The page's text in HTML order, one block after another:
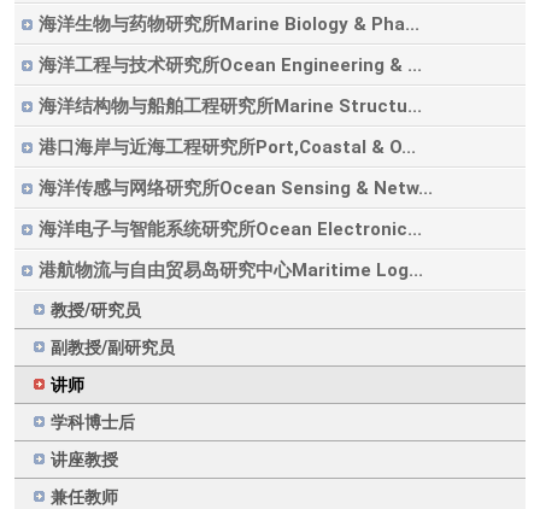
海洋生物与药物研究所Marine Biology & Pha...
海洋工程与技术研究所Ocean Engineering & ...
海洋结构物与船舶工程研究所Marine Structu...
港口海岸与近海工程研究所Port,Coastal & O...
海洋传感与网络研究所Ocean Sensing & Netw...
海洋电子与智能系统研究所Ocean Electronic...
港航物流与自由贸易岛研究中心Maritime Log...
教授/研究员
副教授/副研究员
讲师
学科博士后
讲座教授
兼任教师